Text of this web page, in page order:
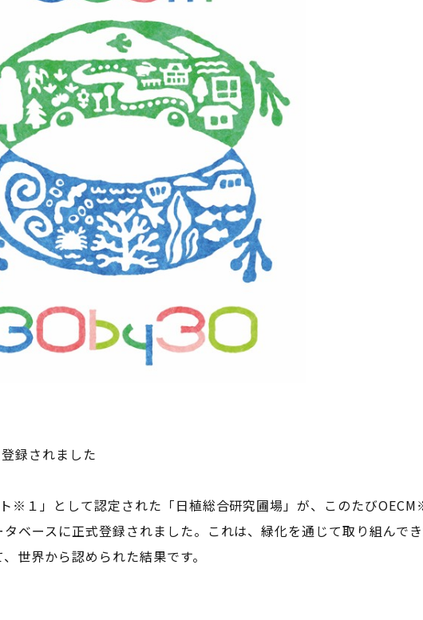
録されました
※１」として認定された「日植総合研究圃場」が、このたび
ベースに正式登録されました。これは、緑化を通じて取り組んで
世界から認められた結果です。